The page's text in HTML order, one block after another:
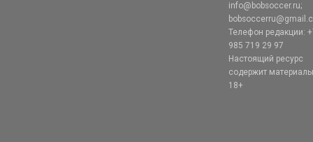
info@bobsoccer.ru;
Телефон редакции:
985 719 29 97
Настоящий ресурс
содержит
18+